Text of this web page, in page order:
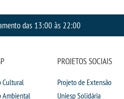
das 13:00 às 22:00
Cultural
Ambiental
PROJETOS SOCIAIS
Projeto de Extensão
Uniesp Solidária